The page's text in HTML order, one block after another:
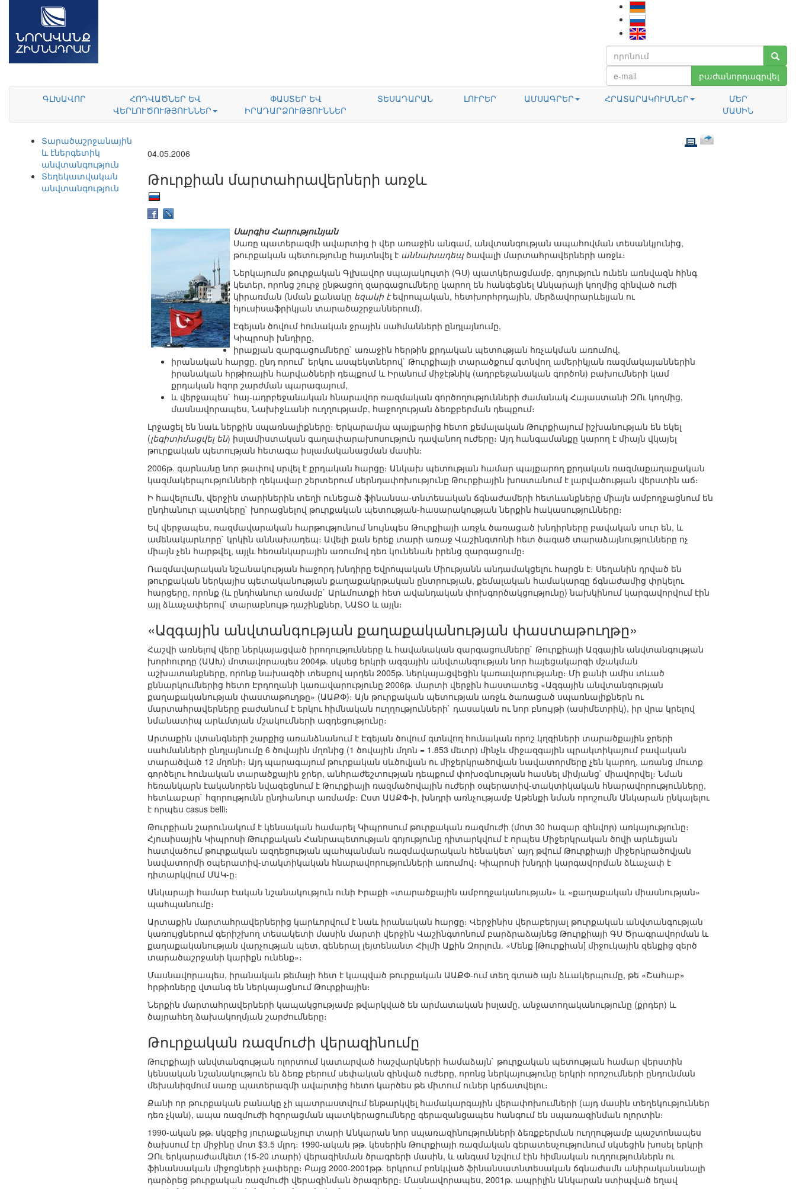
բաժանորդագրվել
ԳԼԽԱՎՈՐ
ՀՈԴՎԱԾՆԵՐ ԵՎ
ՎԵՐԼՈՒԾՈՒԹՅՈՒՆՆԵՐ
ՓԱՍՏԵՐ ԵՎ
ԻՐԱԴԱՐՁՈՒԹՅՈՒՆՆԵՐ
ՏԵՍԱԴԱՐԱՆ ԼՈՒՐԵՐ ԱՄՍԱԳՐԵՐ ՀՐԱՏԱՐԱԿՈՒՄՆԵՐ
ՄԵՐ
ՄԱՍԻՆ
Տարածաշրջանային
և էներգետիկ
անվտանգություն
Տեղեկատվական
անվտանգություն
04.05.2006
Թուրքիան մարտահրավերների առջև
Սարգիս Հարությունյան
Սառը պատերազմի ավարտից ի վեր առաջին անգամ, անվտանգության ապահովման տեսանկյունից,
թուրքական պետությունը հայտնվել է աննախադեպծավալի մարտահրավերների առջև։
Ներկայումս թուրքական Գլխավոր սպայակույտի (ԳՍ) պատկերացմամբ, գոյություն ունեն առնվազն հինգ
կետեր, որոնց շուրջ ընթացող զարգացումները կարող են հանգեցնել Անկարայի կողմից զինված ուժի
կիրառման (նման քանակը եզակի էեվրոպական, հետխորհրդային, մերձավորարևելյան ու
հյուսիսաֆրիկյան տարածաշրջաններում).
Էգեյան ծովում հունական ջրային սահմանների ընդլայնումը,
Կիպրոսի խնդիրը,
իրաքյան զարգացումները` առաջին հերթին քրդական պետության հռչակման առումով,
իրանական հարցը. ընդ որում` երկու ասպեկտներով` Թուրքիայի տարածքում գտնվող ամերիկյան ռազմակայաններին
իրանական հրթիռային հարվածների դեպքում և Իրանում միջէթնիկ (ադրբեջանական գործոն) բախումների կամ
քրդական հզոր շարժման պարագայում,
և վերջապես` հայ-ադրբեջանական հնարավոր ռազմական գործողությունների ժամանակ Հայաստանի ԶՈւ կողմից,
մասնավորապես, Նախիջևանի ուղղությամբ, հաջողության ձեռքբերման դեպքում։
Լրջացել են նաև ներքին սպառնալիքները։ Երկարամյա պայքարից հետո քեմալական Թուրքիայում իշխանության են եկել
(լեգիտիմացվել են) իսլամիստական գաղափարախոսություն դավանող ուժերը։ Այդ հանգամանքը կարող է միայն վկայել
թուրքական պետության հետագա իսլամականացման մասին։
2006թ. գարնանը նոր թափով սրվել է քրդական հարցը։ Անկախ պետության համար պայքարող քրդական ռազմաքաղաքական
կազմակերպությունների ղեկավար շերտերում սերնդափոխությունը Թուրքիային խոստանում է լարվածության վերստին աճ։
Ի հավելումն, վերջին տարիներին տեղի ունեցած ֆինանսա-տնտեսական ճգնաժամերի հետևանքները միայն ամբողջացնում են
ընդհանուր պատկերը` խորացնելով թուրքական պետության-հասարակության ներքին հակասությունները։
Եվ վերջապես, ռազմավարական հարթությունում նույնպես Թուրքիայի առջև ծառացած խնդիրները բավական սուր են, և
ամենակարևորը` կրկին աննախադեպ։ Ավելի քան երեք տարի առաջ Վաշինգտոնի հետ ծագած տարաձայնությունները ոչ
միայն չեն հարթվել, այլև հեռանկարային առումով դեռ կունենան իրենց զարգացումը։
Ռազմավարական նշանակության հաջորդ խնդիրը Եվրոպական Միությանն անդամակցելու հարցն է։ Սեղանին դրված են
թուրքական ներկայիս պետականության քաղաքակրթական ընտրության, քեմալական համակարգը ճգնաժամից փրկելու
հարցերը, որոնք (և ընդհանուր առմամբ` Արևմուտքի հետ ավանդական փոխգործակցությունը) նախկինում կարգավորվում էին
այլ ձևաչափերով` տարաբնույթ դաշինքներ, ՆԱՏՕ և այլն։
«Ազգային անվտանգության քաղաքականության փաստաթուղթը»
Հաշվի առնելով վերը ներկայացված իրողությունները և հավանական զարգացումները` Թուրքիայի Ազգային անվտանգության
խորհուրդը (ԱԱԽ) մոտավորապես 2004թ. սկսեց երկրի ազգային անվտանգության նոր հայեցակարգի մշակման
աշխատանքները, որոնք նախագծի տեսքով արդեն 2005թ. ներկայացվեցին կառավարությանը։ Մի քանի ամիս տևած
քննարկումներից հետո Էրդողանի կառավարությունը 2006թ. մարտի վերջին հաստատեց «Ազգային անվտանգության
քաղաքականության փաստաթուղթը» (ԱԱՔՓ)։ Այն թուրքական պետության առջև ծառացած սպառնալիքներն ու
մարտահրավերները բաժանում է երկու հիմնական ուղղությունների` դասական ու նոր բնույթի (ասիմետրիկ), իր վրա կրելով
նմանատիպ արևմտյան մշակումների ազդեցությունը։
Արտաքին վտանգների շարքից առանձնանում է Էգեյան ծովում գտնվող հունական որոշ կղզիների տարածքային ջրերի
սահմանների ընդլայնումը 6 ծովային մղոնից (1 ծովային մղոն = 1.853 մետր) մինչև միջազգային պրակտիկայում բավական
տարածված 12 մղոնի։ Այդ պարագայում թուրքական սևծովյան ու միջերկրածովյան նավատորմերը չեն կարող, առանց մուտք
գործելու հունական տարածքային ջրեր, անհրաժեշտության դեպքում փոխօգնության հասնել միմյանց` միավորվել։ Նման
հեռանկարն էականորեն նվազեցնում է Թուրքիայի ռազմածովային ուժերի օպերատիվ-տակտիկական հնարավորությունները,
հետևաբար` հզորությունն ընդհանուր առմամբ։ Ըստ ԱԱՔՓ-ի, խնդրի առնչությամբ Աթենքի նման որոշումն Անկարան ընկալելու
է որպես casus belli։
Թուրքիան շարունակում է կենսական համարել Կիպրոսում թուրքական ռազմուժի (մոտ 30 հազար զինվոր) առկայությունը։
Հյուսիսային Կիպրոսի Թուրքական Հանրապետության գոյությունը դիտարկվում է որպես Միջերկրական ծովի արևելյան
հատվածում թուրքական ազդեցության պահպանման ռազմավարական հենակետ` այդ թվում Թուրքիայի միջերկրածովյան
նավատորմի օպերատիվ-տակտիկական հնարավորությունների առումով։ Կիպրոսի խնդրի կարգավորման ձևաչափ է
դիտարկվում ՄԱԿ-ը։
Անկարայի համար էական նշանակություն ունի Իրաքի «տարածքային ամբողջականության» և «քաղաքական միասնության»
պահպանումը։
Արտաքին մարտահրավերներից կարևորվում է նաև իրանական հարցը։ Վերջինիս վերաբերյալ թուրքական անվտանգության
կառույցներում գերիշխող տեսակետի մասին մարտի վերջին Վաշինգտոնում բարձրաձայնեց Թուրքիայի ԳՍ Ծրագրավորման և
քաղաքականության վարչության պետ, գեներալ լեյտենանտ Հիլմի Աքին Զորլուն. «Մենք [Թուրքիան] միջուկային զենքից զերծ
տարածաշրջանի կարիքն ունենք»։
Մասնավորապես, իրանական թեմայի հետ է կապված թուրքական ԱԱՔՓ-ում տեղ գտած այն ձևակերպումը, թե «Շահաբ»
հրթիռները վտանգ են ներկայացնում Թուրքիային։
Ներքին մարտահրավերների կապակցությամբ թվարկված են արմատական իսլամը, անջատողականությունը (քրդեր) և
ծայրահեղ ձախակողմյան շարժումները։
Թուրքական ռազմուժի վերազինումը
Թուրքիայի անվտանգության ոլորտում կատարված հաշվարկների համաձայն` թուրքական պետության համար վերստին
կենսական նշանակություն են ձեռք բերում սեփական զինված ուժերը, որոնց ներկայությունը երկրի որոշումների ընդունման
մեխանիզմում սառը պատերազմի ավարտից հետո կարծես թե միտում ուներ կրճատվելու։
Քանի որ թուրքական բանակը չի պատրաստվում ենթարկվել համակարգային վերափոխումների (այդ մասին տեղեկություններ
դեռ չկան), ապա ռազմուժի հզորացման պատկերացումները գերազանցապես հանգում են սպառազինման ոլորտին։
1990-ական թթ. սկզբից յուրաքանչյուր տարի Անկարան նոր սպառազինությունների ձեռքբերման ուղղությամբ պաշտոնապես
ծախսում էր միջինը մոտ $3.5 մլրդ։ 1990-ական թթ. կեսերին Թուրքիայի ռազմական գերատեսչությունում սկսեցին խոսել երկրի
ԶՈւ երկարաժամկետ (15-20 տարի) վերազինման ծրագրերի մասին, և անգամ նշվում էին հիմնական ուղղություններն ու
ֆինանսական միջոցների չափերը։ Բայց 2000-2001թթ. երկրում բռնկված ֆինանսատնտեսական ճգնաժամն անիրականանալի
դարձրեց թուրքական ռազմուժի վերազինման ծրագրերը։ Մասնավորապես, 2001թ. ապրիլին Անկարան ստիպված եղավ